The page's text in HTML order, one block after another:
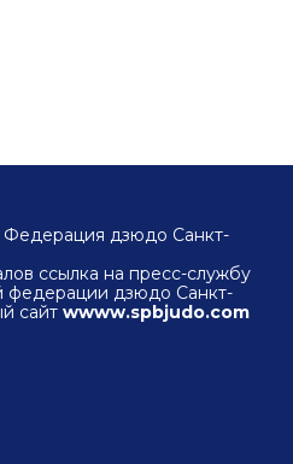
Федерация дзюдо Санкт-
ссылка на пресс-службу
федерации дзюдо Санкт-
сайт wwww.spbjudo.com